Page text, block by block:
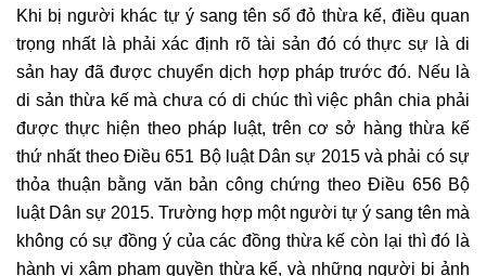
Khi bị người khác tự ý sang tên sổ đỏ thừa kế, điều quan
trọng nhất là phải xác định rõ tài sản đó có thực sự là di
sản hay đã được chuyển dịch hợp pháp trước đó. Nếu là
di sản thừa kế mà chưa có di chúc thì việc phân chia phải
được thực hiện theo pháp luật, trên cơ sở hàng thừa kế
thứ nhất theo Điều 651 Bộ luật Dân sự 2015 và phải có sự
thỏa thuận bằng văn bản công chứng theo Điều 656 Bộ
luật Dân sự 2015. Trường hợp một người tự ý sang tên mà
không có sự đồng ý của các đồng thừa kế còn lại thì đó là
hành vi xâm phạm quyền thừa kế, và những người bị ảnh